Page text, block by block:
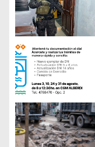
d
e
e
n
t
r